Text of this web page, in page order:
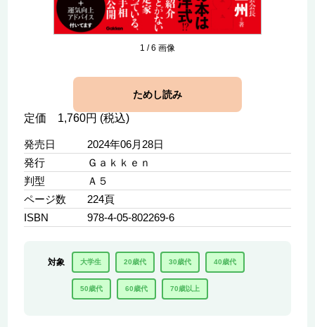
1 /6 画像
ためし読み
定価 1,760円 (税込)
発売日
2024年06月28日
発行
Ｇａｋｋｅｎ
判型
Ａ５
ページ数
224頁
ISBN
978-4-05-802269-6
対象 大学生 20歳代 30歳代 40歳代
50歳代 60歳代 70歳以上